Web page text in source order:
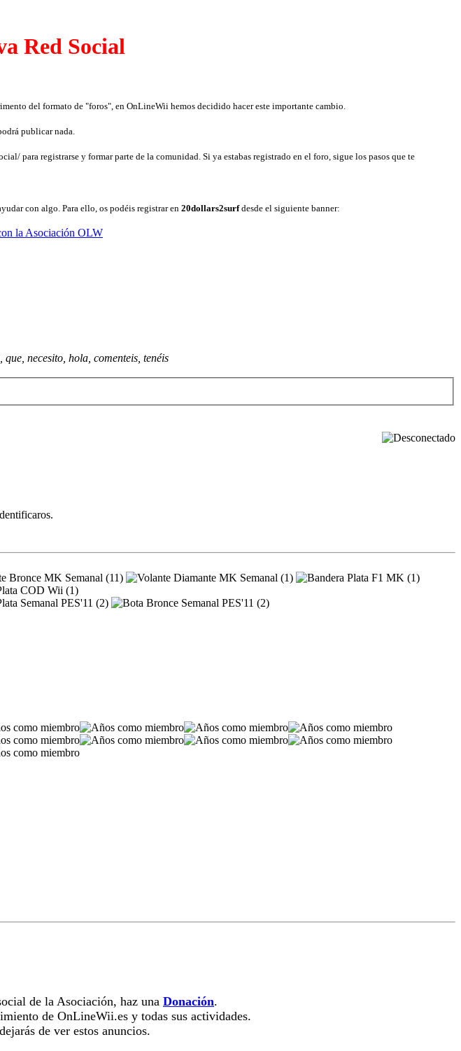
Red Social
del formato de "foros", en OnLineWii hemos decidido hacer este importante cambio.
publicar nada.
para registrarse y formar parte de la comunidad. Si ya estabas registrado en el foro, sigue los pasos que te
con algo. Para ello, os podéis registrar en 20dollars2surfdesde el siguiente banner:
necesito, hola, comenteis, tenéis
de la Asociación, haz una Donación.
de OnLineWii.es y todas sus actividades.
de ver estos anuncios.